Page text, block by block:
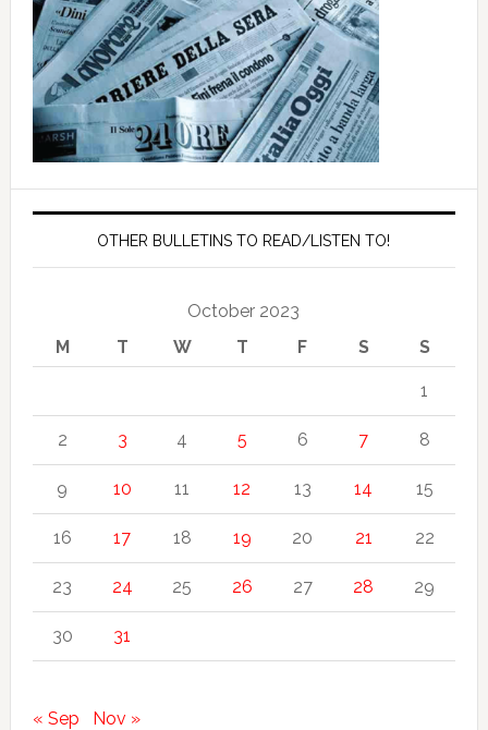
OTHER BULLETINS TO READ/LISTEN TO!
October 2023
M
T W T F S S
1
2 3 4 5 6 7 8
9 10 11 12 13 14 15
16 17 18 19 20 21 22
23 24 25 26 27 28 29
30 31
« Sep Nov »